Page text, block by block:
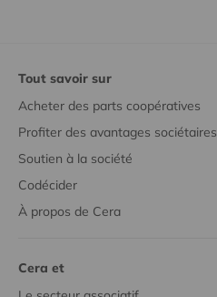
Tout savoir sur
Acheter des parts coopératives
Profiter des avantages sociétaires
Soutien à la société
Codécider
À propos de Cera
Cera et